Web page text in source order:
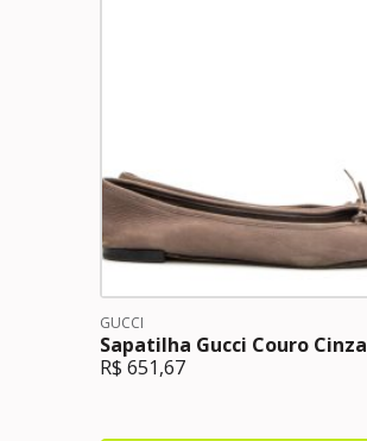
GUCCI
Sapatilha Gucci Couro Cinza
R$ 651,67